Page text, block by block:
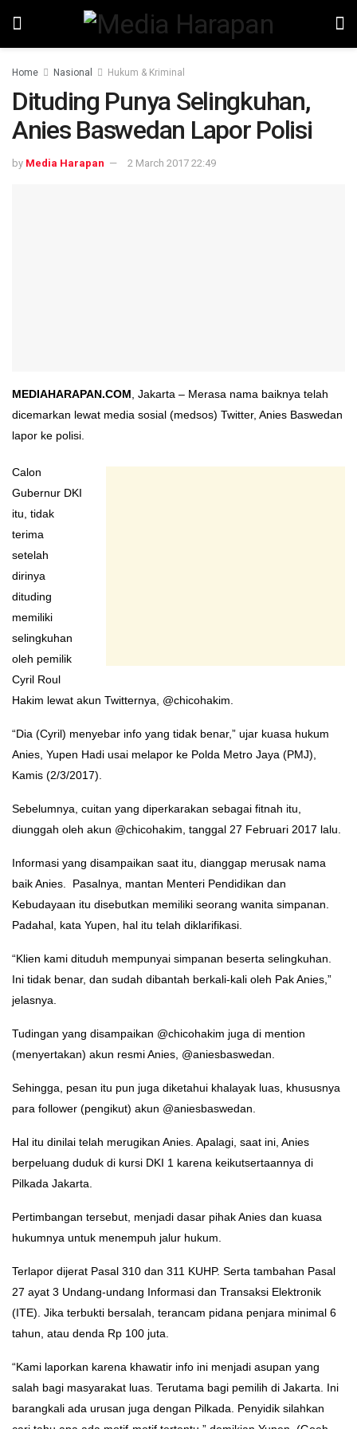
Home Nasional Hukum & Kriminal
Dituding Punya Selingkuhan,
Anies Baswedan Lapor Polisi
by Media Harapan 2 March 2017 22:49
MEDIAHARAPAN.COM
, Jakarta – Merasa nama baiknya telah
dicemarkan lewat media sosial (medsos) Twitter, Anies Baswedan
lapor ke polisi.
Calon
Gubernur DKI
itu, tidak
terima
setelah
dirinya
dituding
memiliki
selingkuhan
oleh pemilik
Cyril Roul
Hakim lewat akun Twitternya, @chicohakim.
“Dia (Cyril) menyebar info yang tidak benar,” ujar kuasa hukum
Anies, Yupen Hadi usai melapor ke Polda Metro Jaya (PMJ),
Kamis (2/3/2017).
Sebelumnya, cuitan yang diperkarakan sebagai fitnah itu,
diunggah oleh akun @chicohakim, tanggal 27 Februari 2017 lalu.
Informasi yang disampaikan saat itu, dianggap merusak nama
baik Anies. Pasalnya, mantan Menteri Pendidikan dan
Kebudayaan itu disebutkan memiliki seorang wanita simpanan.
Padahal, kata Yupen, hal itu telah diklarifikasi.
“Klien kami dituduh mempunyai simpanan beserta selingkuhan.
Ini tidak benar, dan sudah dibantah berkali-kali oleh Pak Anies,”
jelasnya.
Tudingan yang disampaikan @chicohakim juga di mention
(menyertakan) akun resmi Anies, @aniesbaswedan.
Sehingga, pesan itu pun juga diketahui khalayak luas, khususnya
para follower (pengikut) akun @aniesbaswedan.
Hal itu dinilai telah merugikan Anies. Apalagi, saat ini, Anies
berpeluang duduk di kursi DKI 1 karena keikutsertaannya di
Pilkada Jakarta.
Pertimbangan tersebut, menjadi dasar pihak Anies dan kuasa
hukumnya untuk menempuh jalur hukum.
Terlapor dijerat Pasal 310 dan 311 KUHP. Serta tambahan Pasal
27 ayat 3 Undang-undang Informasi dan Transaksi Elektronik
(ITE). Jika terbukti bersalah, terancam pidana penjara minimal 6
tahun, atau denda Rp 100 juta.
“Kami laporkan karena khawatir info ini menjadi asupan yang
salah bagi masyarakat luas. Terutama bagi pemilih di Jakarta. Ini
barangkali ada urusan juga dengan Pilkada. Penyidik silahkan